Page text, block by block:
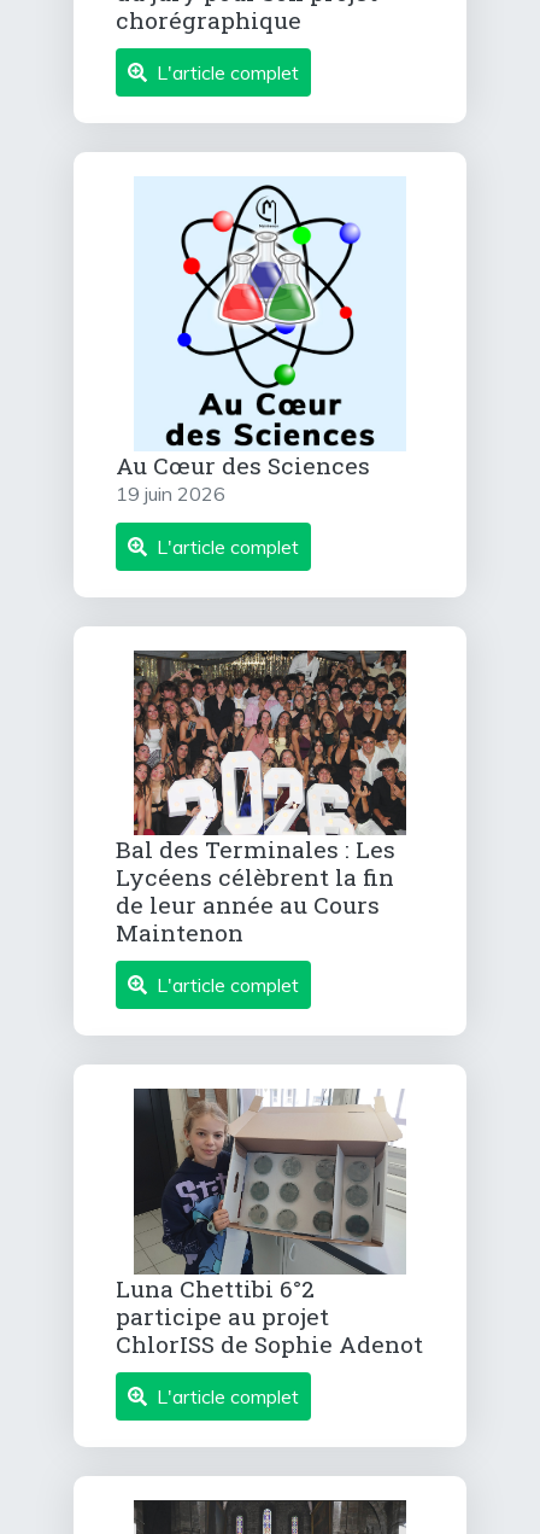
chorégraphique
L'article complet
Au Cœur des Sciences
19 juin 2026
L'article complet
Bal des Terminales : Les
Lycéens célèbrent la fin
de leur année au Cours
Maintenon
L'article complet
Luna Chettibi 6°2
participe au projet
ChlorISS de Sophie Adenot
L'article complet